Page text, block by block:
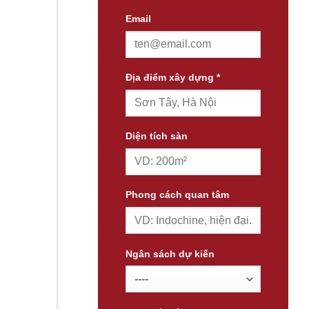
Email
Địa điểm xây dựng *
Diện tích sàn
Phong cách quan tâm
Ngân sách dự kiến